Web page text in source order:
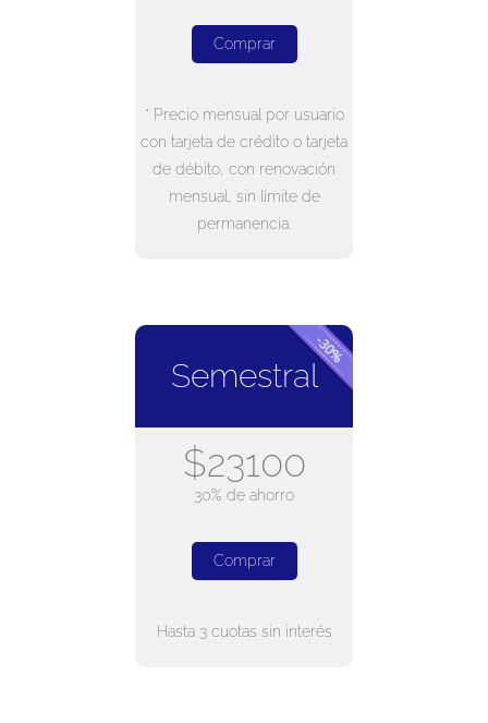
Comprar
* Precio mensual por usuario
con tarjeta de crédito o tarjeta
de débito, con renovación
mensual, sin límite de
permanencia.
Semestral
$23100
30% de ahorro
Comprar
Hasta 3 cuotas sin interés